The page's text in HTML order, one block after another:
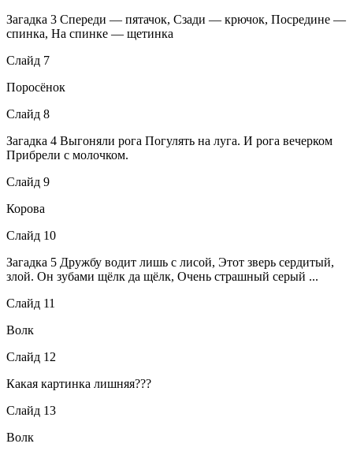
Загадка 3 Спереди — пятачок, Сзади — крючок, Посредине —
спинка, На спинке — щетинка
Слайд 7
Поросёнок
Слайд 8
Загадка 4 Выгоняли рога Погулять на луга. И рога вечерком
Прибрели с молочком.
Слайд 9
Корова
Слайд 10
Загадка 5 Дружбу водит лишь с лисой, Этот зверь сердитый,
злой. Он зубами щёлк да щёлк, Очень страшный серый ...
Слайд 11
Волк
Слайд 12
Какая картинка лишняя???
Слайд 13
Волк